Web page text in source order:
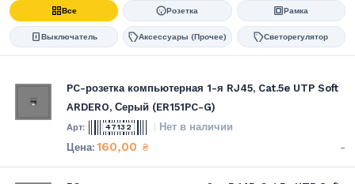
Все Розетка Рамка
Выключатель Аксессуары (Прочее) Светорегулятор
PC-розетка компьютерная 1-я RJ45, Cat.5e UTP Soft
ARDERO, Серый (ER151PC-G)
47132 Нет в наличии
160,00 ₴ -